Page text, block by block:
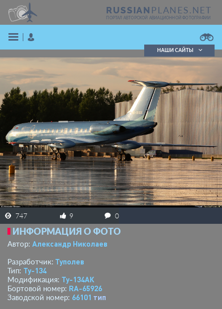
RUSSIAN PLANES.NET
ПОРТАЛ АВТОРСКОЙ АВИАЦИОННОЙ ФОТОГРАФИИ
ВОЙТИ
ЗАРЕГИСТРИРОВАТЬСЯ
Поиск фотографий
Поиск в реестре
Кратко
Подробно
НАШИ САЙТЫ
747 9 0
ИНФОРМАЦИЯ О ФОТО
Автор: Александр Николаев
Разработчик: Туполев
Тип: Ту-134
Модификация: Ту-134АК
Бортовой номер: RA-65926
Заводской номер: 66101 тип